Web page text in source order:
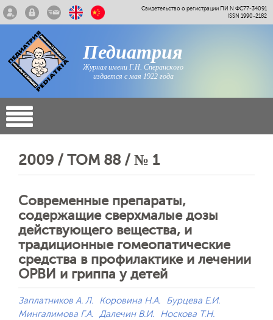
Свидетельство о регистрации ПИ N ФС77-34091
ISSN 1990-2182
Педиатрия
Журнал имени Г.Н. Сперанского
издается с мая 1922 года
2009 / ТОМ 88 / № 1
Современные препараты,
содержащие сверхмалые дозы
действующего вещества, и
традиционные гомеопатические
средства в профилактике и лечении
ОРВИ и гриппа у детей
Заплатников А. Л. Коровина Н.А.
Бурцева Е.И.
Мингалимова Г.А. Далечин В.И.
Носкова Т.Н.